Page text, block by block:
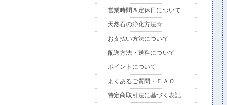
営業時間＆定休日について
天然石の浄化方法☆
お支払い方法について
配送方法・送料について
ポイントについて
よくあるご質問・ＦＡＱ
特定商取引法に基づく表記